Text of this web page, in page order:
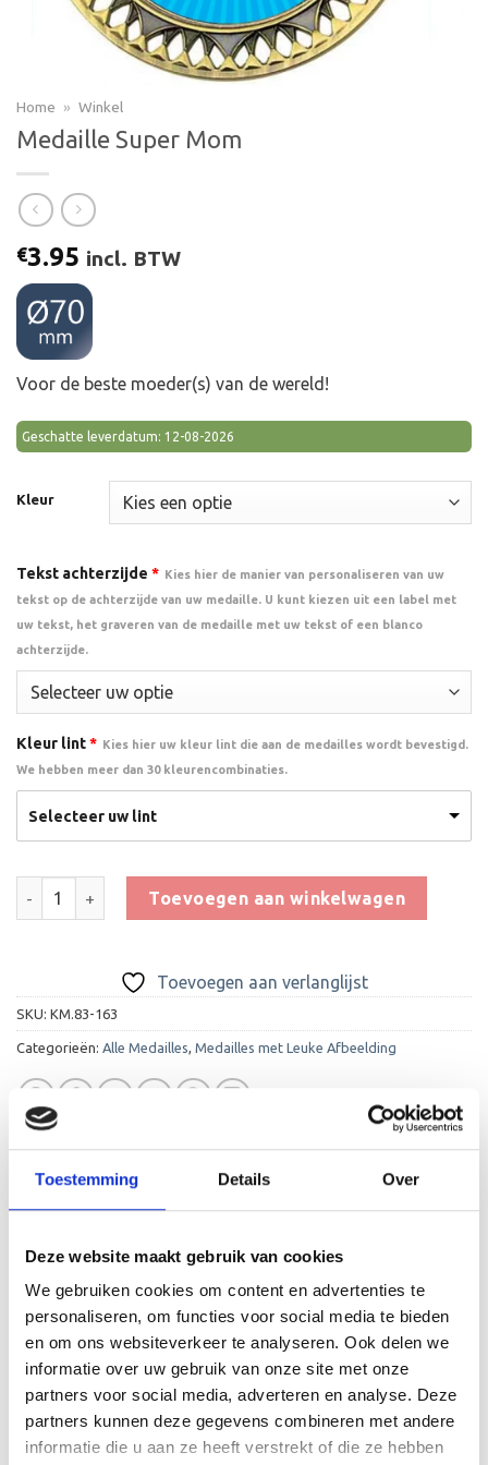
Toestemming Details Over
Deze website maakt gebruik van cookies
We gebruiken cookies om content en advertenties te
personaliseren, om functies voor social media te bieden
en om ons websiteverkeer te analyseren. Ook delen we
informatie over uw gebruik van onze site met onze
partners voor social media, adverteren en analyse. Deze
partners kunnen deze gegevens combineren met andere
informatie die u aan ze heeft verstrekt of die ze hebben
Home » Winkel
Medaille Super Mom
€3.95 incl. BTW
Voor de beste moeder(s) van de wereld!
Geschatte leverdatum: 12-08-2026
Kleur
Tekst achterzijde * Kies hier de manier van personaliseren van uw
tekst op de achterzijde van uw medaille. U kunt kiezen uit een label met
uw tekst, het graveren van de medaille met uw tekst of een blanco
achterzijde.
Kleur lint* Kies hier uw kleur lint die aan de medailles wordt bevestigd.
We hebben meer dan 30 kleurencombinaties.
Selecteer uw lint
Medaille Super Mom aantal
Toevoegen aan winkelwagen
Toevoegen aan verlanglijst
SKU: KM.83-163
Categorieën: Alle Medailles, Medailles met Leuke Afbeelding
AANVULLENDE INFORMATIE
BEOORDELINGEN (0)
Een hartstikke leuke medaille die wordt geleverd met
gratis gravure op de achterkant van de medaille en een
gratis lint. De medaille wordt kant-en-klaar aangeleverd
en kan meteen uitgereikt worden. De tekst wordt op de